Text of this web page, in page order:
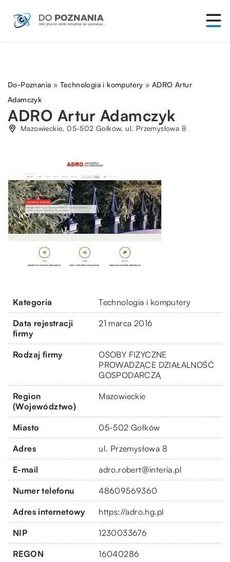
Do-Poznania » Technologia i komputery »ADRO Artur
Adamczyk
ADRO Artur Adamczyk
Mazowieckie, 05-502 Gołków, ul. Przemysłowa 8
Kategoria Technologia i komputery
Data rejestracji
firmy
21 marca 2016
Rodzaj firmy
OSOBY FIZYCZNE
PROWADZĄCE DZIAŁALNOŚĆ
GOSPODARCZĄ
Region
(Województwo)
Mazowieckie
Miasto 05-502 Gołków
Adres ul. Przemysłowa 8
E-mail adro.robert@interia.pl
Numer telefonu 48609569360
Adres internetowy https://adro.hg.pl
NIP 1230033676
REGON 16040286